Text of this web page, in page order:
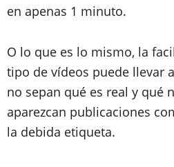
en apenas 1 minuto.
O lo que es lo mismo, la
tipo de vídeos puede llevar
no sepan qué es real y qué
aparezcan publicaciones
la debida etiqueta.